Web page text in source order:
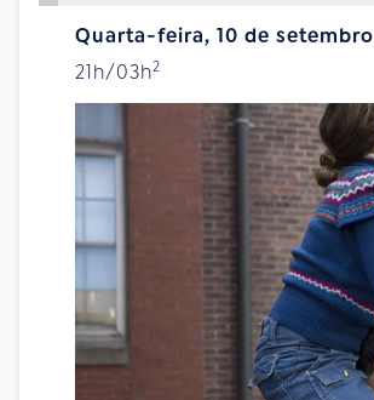
Quarta-feira, 10 de setembro
21h/03h2